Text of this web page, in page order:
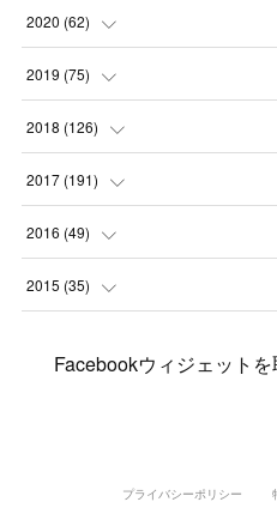
(2
(1)
(5)
(8)
(3
(3
(8)
(6)
(11 )
(8
(1)
(3)
(5
(7
(5)
(3)
(3)
2020 (62)
(6
(9)
(7)
(4
(6)
2019 (75)
(1)
(2)
(6
(7
(15)
2018 (126)
(6)
(12 )
(7
2017 (191)
(12 )
(11 )
2016 (49)
(2
2015 (35)
Facebookウィジェットを
プライバシーポリシー